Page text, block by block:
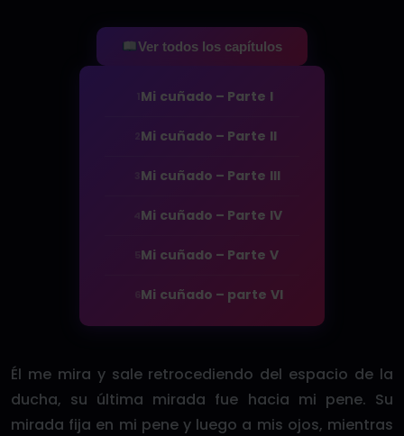
Ver todos los capítulos
Mi cuñado – Parte I
Mi cuñado – Parte II
Mi cuñado – Parte III
Mi cuñado – Parte IV
Mi cuñado – Parte V
Mi cuñado – parte VI
Él me mira y sale retrocediendo del espacio de la
ducha, su última mirada fue hacia mi pene. Su
mirada fija en mi pene y luego a mis ojos, mientras